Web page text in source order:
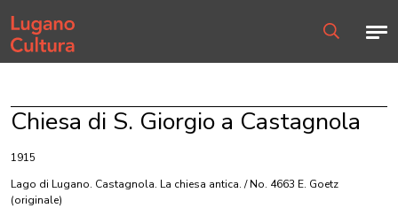
Home page
Chiesa di S. Giorgio a Castagnola
1915
Lago di Lugano. Castagnola. La chiesa antica. / No. 4663 E. Goetz
(originale)